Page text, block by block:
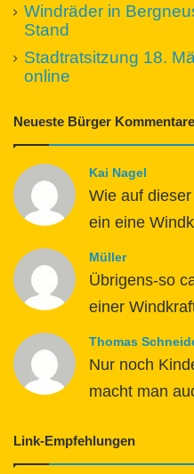
Windräder in
Stand
Stadtratsitzung 18.
online
Neueste Bürger Kommentare
Kai Nagel
Wie auf
ein eine
Müller
Übrigens-so
einer
Thomas
Nur noch
macht man
Link-Empfehlungen